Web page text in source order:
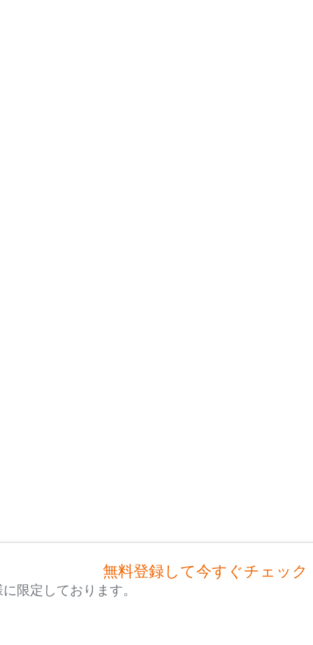
無料登録して今すぐチェック
限定しております。